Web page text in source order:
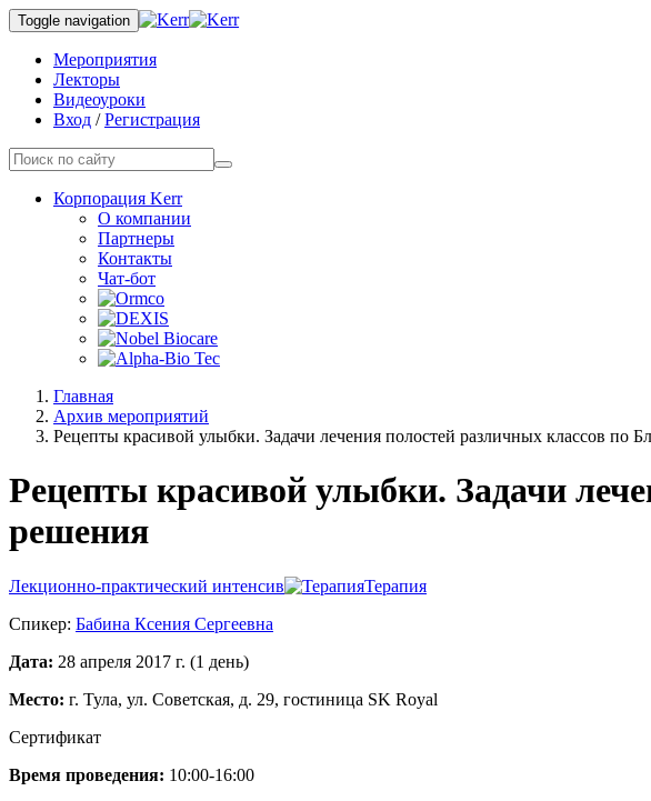
Toggle navigation
Мероприятия
Лекторы
Видеоуроки
Вход /Регистрация
Корпорация Kerr
О компании
Партнеры
Контакты
Чат-бот
Главная
Архив мероприятий
Рецепты красивой улыбки. Задачи лечения полостей различных классов по
Рецепты красивой улыбки. Задачи
решения
Лекционно-практический интенсив
Терапия
Спикер: Бабина Ксения Сергеевна
Дата: 28 апреля 2017 г. (1 день)
Место: г. Тула, ул. Советская, д. 29, гостиница SK Royal
Сертификат
Время проведения: 10:00-16:00